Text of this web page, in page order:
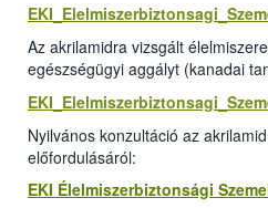
Az akrilamidra vizsgált
egészségügyi aggályt (kanadai
Nyilvános konzultáció az
előfordulásáról:
EKI Élelmiszerbiztonsági